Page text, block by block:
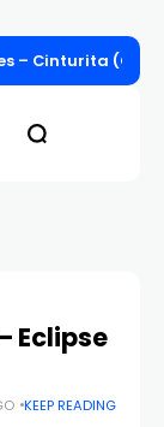
– Cinturita
Eclipse
KEEP READING